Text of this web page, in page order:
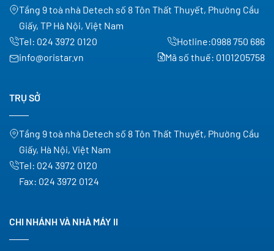
Tầng 9 toà nhà Detech số 8 Tôn Thất Thuyết, Phường Cầu
Giấy, TP Hà Nội, Việt Nam
Tel: 024 3972 0120 Hotline:0988 750 686
info@oristar.vn
Mã số thuế: 0101205758
TRỤ SỞ
Tầng 9 toà nhà Detech số 8 Tôn Thất Thuyết, Phường Cầu
Giấy, Hà Nội, Việt Nam
Tel: 024 3972 0120
Fax: 024 3972 0124
CHI NHÁNH VÀ NHÀ MÁY II